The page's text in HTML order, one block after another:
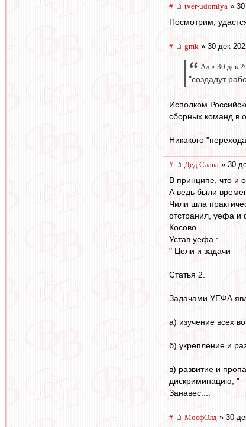
# tver-udomlya »
Посмотрим,
# gmk » 30 дек
Ал » 30 дек
"создадут
Исполком
сборных команд в
Никакого
# Дед Слава » 30
В принципе, что и
А ведь были
Чили шла
отстранил, уефа и
Косово...
Устав уефа :
" Цели и задачи
Статья 2.
Задачами УЕФА
а) изучение всех
б) укрепление и
в) развитие и
дискриминацию; "
Занавес....
# МосфОлд » 30